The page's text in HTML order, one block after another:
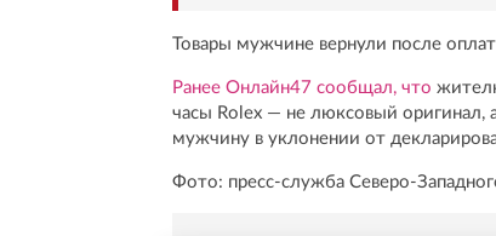
Товары мужчине вернули после
Ранее Онлайн47 сообщал, что
часы Rolex — не люксовый оригинал,
мужчину в уклонении от
Фото: пресс-служба Северо-